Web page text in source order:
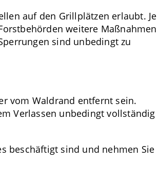
auf den Grillplätzen erlaubt. Je
weitere Maßnahmen
sind unbedingt zu
vom Waldrand entfernt sein.
Verlassen unbedingt vollständig
beschäftigt sind und nehmen Sie